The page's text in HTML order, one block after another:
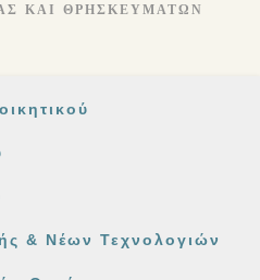
ΚΑΙ ΘΡΗΣΚΕΥΜΆΤΩΝ
& Νέων Τεχνολογιών